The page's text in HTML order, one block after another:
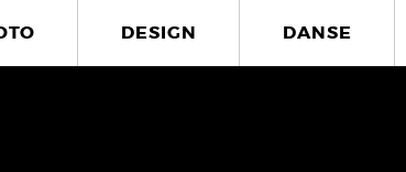
DESIGN DANSE